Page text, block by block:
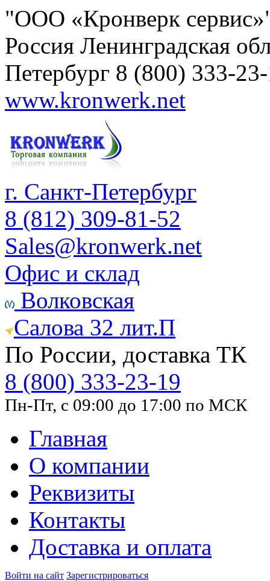
"ООО «Кронверк
Россия Ленинградская
Петербург 8 (800) 333-
www.kronwerk.net
г. Санкт-Петербург
8 (812) 309-81-52
Sales@kronwerk.net
Офис и склад
Волковская
Салова 32 лит.П
По России, доставка ТК
8 (800) 333-23-19
Пн-Пт, с 09:00 до 17:00 по МСК
Главная
О компании
Реквизиты
Контакты
Доставка и оплата
Войти на сайт Зарегистрироваться